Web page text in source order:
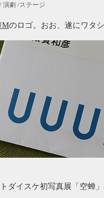
演劇 /ステージ
のロゴ。おお、遂にワタ
ダイスケ初写真展「空蝉